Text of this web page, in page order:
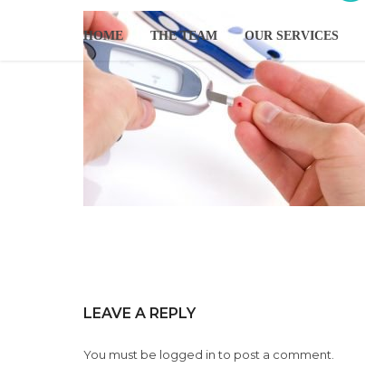
HOME THE TEAM OUR SERVICES
LEAVE A REPLY
You must be logged into post a comment.